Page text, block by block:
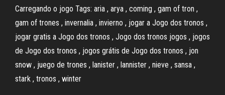
Carregando o jogo Tags: aria , arya , coming , gam of tron ,
gam of trones , invernalia , invierno , jogar a Jogo dos tronos ,
jogar gratis a Jogo dos tronos , Jogo dos tronos jogos , jogos
de Jogo dos tronos , jogos grátis de Jogo dos tronos , jon
snow , juego de trones , lanister , lannister , nieve , sansa ,
stark , tronos , winter